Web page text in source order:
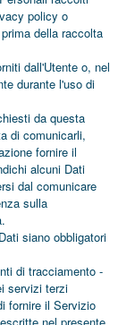
policy o
della raccolta
dall'Utente o, nel
durante l'uso di
da questa
di comunicarli,
fornire il
alcuni Dati
dal comunicare
sulla
siano obbligatori
di tracciamento -
servizi terzi
fornire il Servizio